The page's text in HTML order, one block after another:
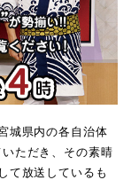
城県内の各自治体
ただき、その素晴
て放送しているも